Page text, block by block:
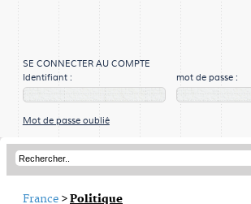
SE CONNECTER AU COMPTE
Identifiant :
mot de passe :
Mot de passe oublié
France >Politique